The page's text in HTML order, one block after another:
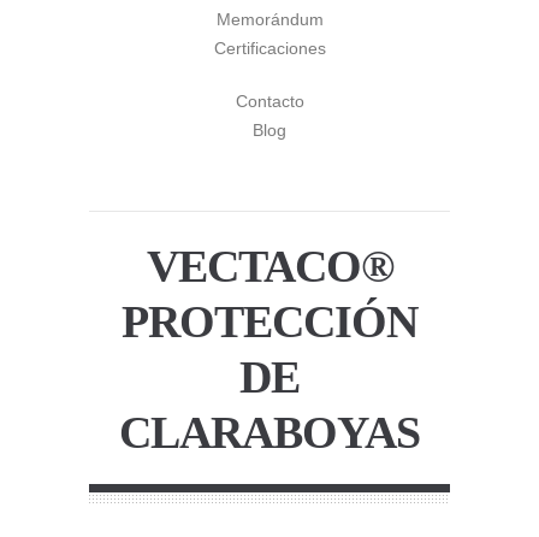
Memorándum
Certificaciones
Contacto
Blog
VECTACO®
PROTECCIÓN
DE
CLARABOYAS